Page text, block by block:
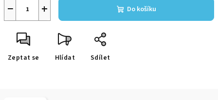
+
− Do košíku
Zeptat se Hlídat Sdílet